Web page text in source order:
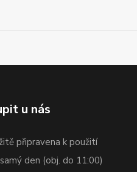
u nás
připravena k použití
den (obj. do 11:00)